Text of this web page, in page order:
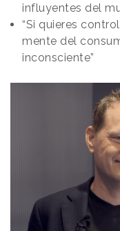
influyentes del
“Si quieres
mente del
inconsciente”